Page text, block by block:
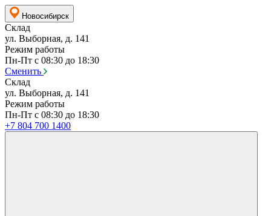
Новосибирск
Склад
ул. Выборная, д. 141
Режим работы
Пн-Пт с 08:30 до 18:30
Сменить
Склад
ул. Выборная, д. 141
Режим работы
Пн-Пт с 08:30 до 18:30
+7 804 700 1400